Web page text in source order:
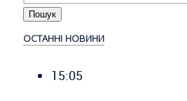
ОСТАННІ НОВИНИ
15:05